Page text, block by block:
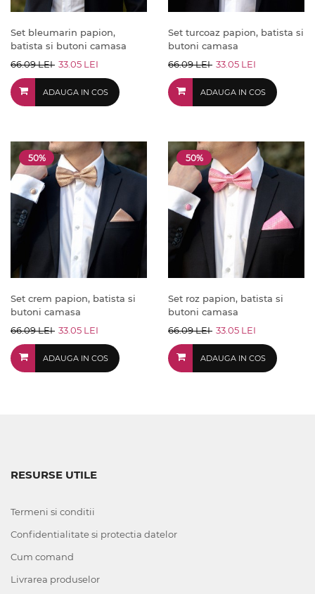
Set bleumarin papion,
batista si butoni camasa
66.09 LEI 33.05 LEI
ADAUGA IN COS
Set turcoaz papion, batista si
butoni camasa
66.09 LEI 33.05 LEI
ADAUGA IN COS
50%
Set crem papion, batista si
butoni camasa
66.09 LEI 33.05 LEI
ADAUGA IN COS
50%
Set roz papion, batista si
butoni camasa
66.09 LEI 33.05 LEI
ADAUGA IN COS
RESURSE UTILE
Termeni si conditii
Confidentialitate si protectia datelor
Cum comand
Livrarea produselor